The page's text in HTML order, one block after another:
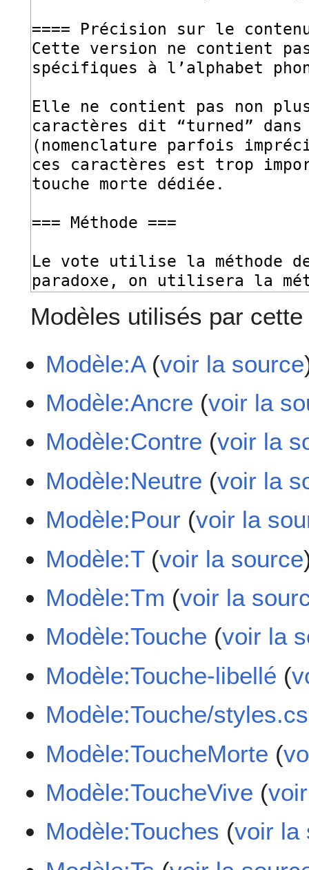
Modèles utilisés par
Modèle:A(voir la source
Modèle:Ancre (voir la
Modèle:Contre (voir la
Modèle:Neutre (voir la
Modèle:Pour (voir la
Modèle:T(voir la source
Modèle:Tm (voir la
Modèle:Touche (voir la
Modèle:Touche-libellé (
Modèle:Touche/
Modèle:ToucheMorte (
Modèle:ToucheVive (
Modèle:Touches (voir la